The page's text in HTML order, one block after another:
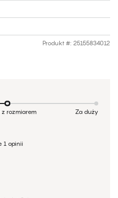
Produkt #: 25155834012
1 opinii
z rozmiarem Za duży